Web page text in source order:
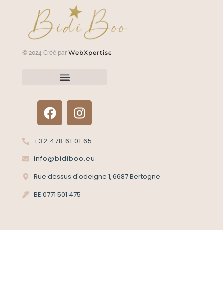
© 2024 Créé par WebXpertise
+32 478 61 01 65
info@bidiboo.eu
Rue dessus d'odeigne 1, 6687 Bertogne
BE 0771 501 475